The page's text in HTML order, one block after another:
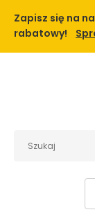
Zapisz się na
rabatowy!